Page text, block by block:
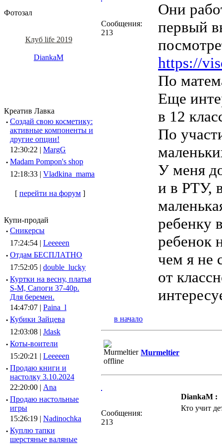
Фотозал
Клуб life 2019
DiankaM
Креатив Лавка
· Создай свою косметику:
активные компоненты и
другие опции!
12:30:22 | MargG
· Madam Pompon's shop
12:18:33 | Vladkina_mama
[ перейти на форум ]
Купи-продай
· Сникерсы
17:24:54 | Leeeeen
· Отдам БЕСПЛАТНО
17:52:05 | double_lucky
· Куртки на весну, платья
S-M, Сапоги 37-40р.
Для беремен.
14:47:07 | Paina_l
· Кубики Зайцева
12:03:08 | Jdask
· Коты-воители
15:20:21 | Leeeeen
· Продаю книги и
настолку 3.10.2024
22:20:00 | Ana
· Продаю настольные
игры
15:26:19 | Nadinochka
· Куплю тапки
шерстяные валяные
Сообщения:
213
Они
первый
https://
По
Еще
в 12
По
У меня
и в РТУ,
ребенку
ребенок
чем я не
от
в начало
Murmeltier
Сообщения:
213
DiankaM :
Кто учит